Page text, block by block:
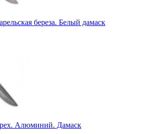
береза. Белый дамаск
Алюминий. Дамаск